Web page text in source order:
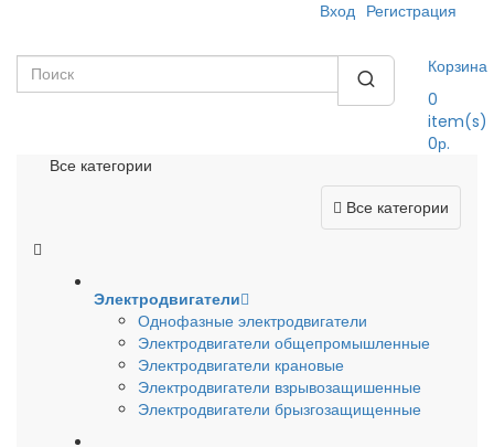
Вход Регистрация
Корзина
0
item(s)
0р.
Все категории
Все категории
Электродвигатели
Однофазные электродвигатели
Электродвигатели общепромышленные
Электродвигатели крановые
Электродвигатели взрывозащишенные
Электродвигатели брызгозащищенные